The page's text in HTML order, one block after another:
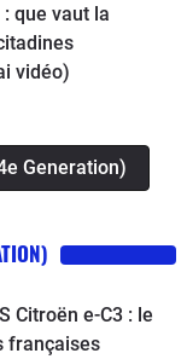
que vaut la
vidéo)
Generation)
Citroën e-C3 : le
françaises